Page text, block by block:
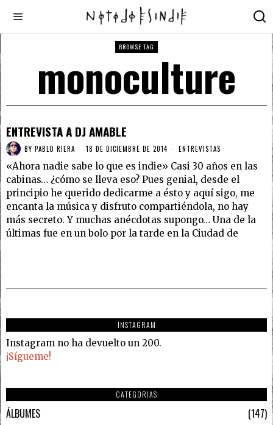
BROWSE TAG
monoculture
ENTREVISTA A DJ AMABLE
BY PABLO RIERA 18 DE DICIEMBRE DE 2014 ENTREVISTAS
«Ahora nadie sabe lo que es indie» Casi 30 años en las
cabinas… ¿cómo se lleva eso? Pues genial, desde el
principio he querido dedicarme a ésto y aquí sigo, me
encanta la música y disfruto compartiéndola, no hay
más secreto. Y muchas anécdotas supongo… Una de la
últimas fue en un bolo por la tarde en la Ciudad de
INSTAGRAM
Instagram no ha devuelto un 200.
¡Sígueme!
CATEGORIAS
ÁLBUMES
147